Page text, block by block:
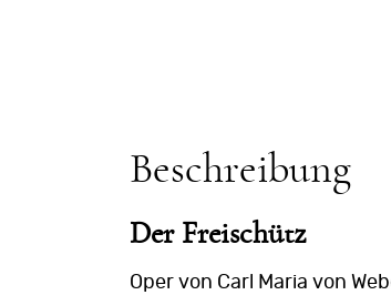
Beschreibung
Der Freischütz
Oper von Carl Maria von